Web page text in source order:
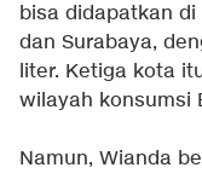
bisa didapatkan di
dan Surabaya,
liter. Ketiga kota
wilayah konsumsi
Namun, Wianda